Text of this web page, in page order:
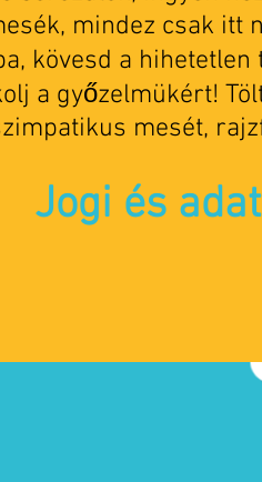
mindez csak itt
kövesd a
a győzelmükért!
mesét,
Jogi és